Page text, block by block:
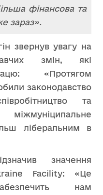
фінансова та
зараз».
звернув увагу на
змін, які
«Протягом
законодавство
та
ліберальним в
значення
Facility: «Це
нам